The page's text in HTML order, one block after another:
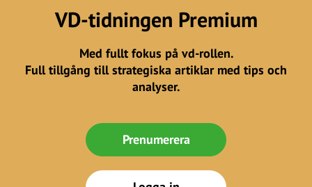
VD-tidningen Premium
Med fullt fokus på vd-rollen.
Full tillgång till strategiska artiklar med tips och
analyser.
Prenumerera